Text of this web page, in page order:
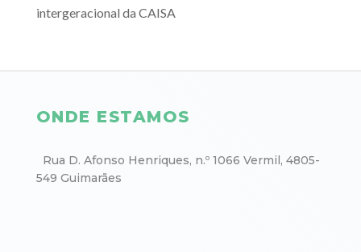
intergeracional da CAISA
ONDE ESTAMOS
Rua D. Afonso Henriques, n.º 1066 Vermil, 4805-
549 Guimarães